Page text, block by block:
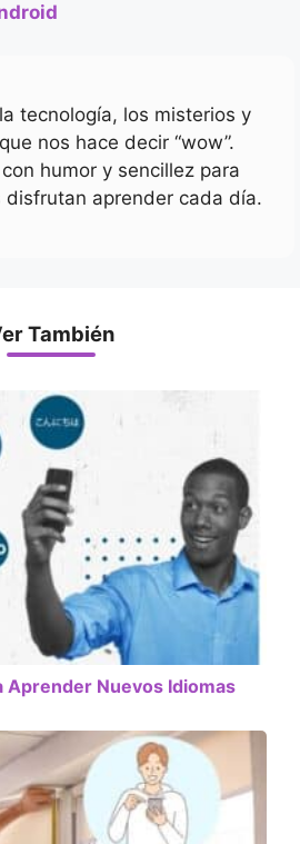
tecnología, los misterios y
nos hace decir “wow”.
humor y sencillez para
disfrutan aprender cada día.
También
Aprender Nuevos Idiomas